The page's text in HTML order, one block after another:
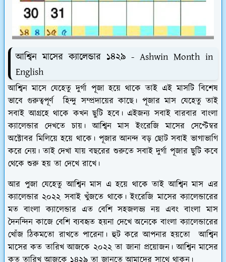
আশ্বিন মাসের ক্যালেন্ডার ১৪২৯ - Ashwin Month in
English
আশ্বিন মাসে যেহেতু দুর্গা পূজা হয়ে থাকে তাই এই মাসটি বিশেষ
ভাবে গুরুত্বপূর্ণ হিন্দু সম্প্রদায়ের কাছে। পূজার মাস যেহেতু তাই
সবাই আগ্রহে থাকে কখন ছুটি হবে। এইজন্য সবাই বারবার বাংলা
ক্যালেন্ডার দেখতে চায়। আশ্বিন মাস ইংরেজি মাসের সেপ্টেম্বর
অক্টোবর মিলিয়ে হয়ে থাকে। পূজার আনন্দ বড় ছোট সবাই ভাগাভাগি
করে নেয়। তাই দেখা যায় বছরের শুরুতে সবাই দুর্গা পূজার ছুটি কবে
থেকে শুরু হয় তা দেখে রাখে।
আর পুজা যেহেতু আশ্বিন মাস এ হয়ে থাকে তাই আশ্বিন মাস এর
ক্যালেন্ডার ২০২২ সবাই খুঁজতে থাকে। ইংরেজি মাসের ক্যালেন্ডারের
মত বাংলা ক্যালেন্ডার এত বেশি সহজলভ্য নয় এবং বাংলা মাস
দৈনন্দিন কাজে বেশি ব্যবহৃত হয়না দেখে অনেকে বাংলা ক্যালেন্ডারের
খোঁজ ঠিকমতো রাখতে পারেনা। হুট করে আপনার হয়তো আশ্বিন
মাসের কত তারিখ আজকে ২০২২ তা জানা প্রয়োজন। আশ্বিন মাসের